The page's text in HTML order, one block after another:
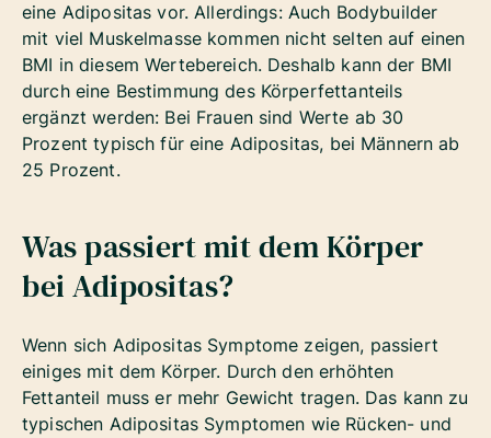
eine Adipositas vor. Allerdings: Auch Bodybuilder
mit viel Muskelmasse kommen nicht selten auf einen
BMI in diesem Wertebereich. Deshalb kann der BMI
durch eine Bestimmung des Körperfettanteils
ergänzt werden: Bei Frauen sind Werte ab 30
Prozent typisch für eine Adipositas, bei Männern ab
25 Prozent.
Was passiert mit dem Körper
bei Adipositas?
Wenn sich Adipositas Symptome zeigen, passiert
einiges mit dem Körper. Durch den erhöhten
Fettanteil muss er mehr Gewicht tragen. Das kann zu
typischen Adipositas Symptomen wie Rücken- und